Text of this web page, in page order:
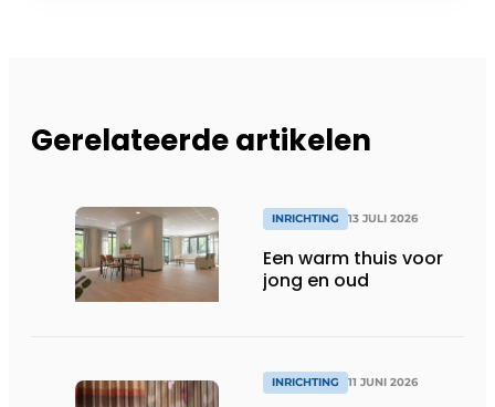
Gerelateerde artikelen
INRICHTING 13 JULI 2026
Een warm thuis voor
jong en oud
INRICHTING 11 JUNI 2026